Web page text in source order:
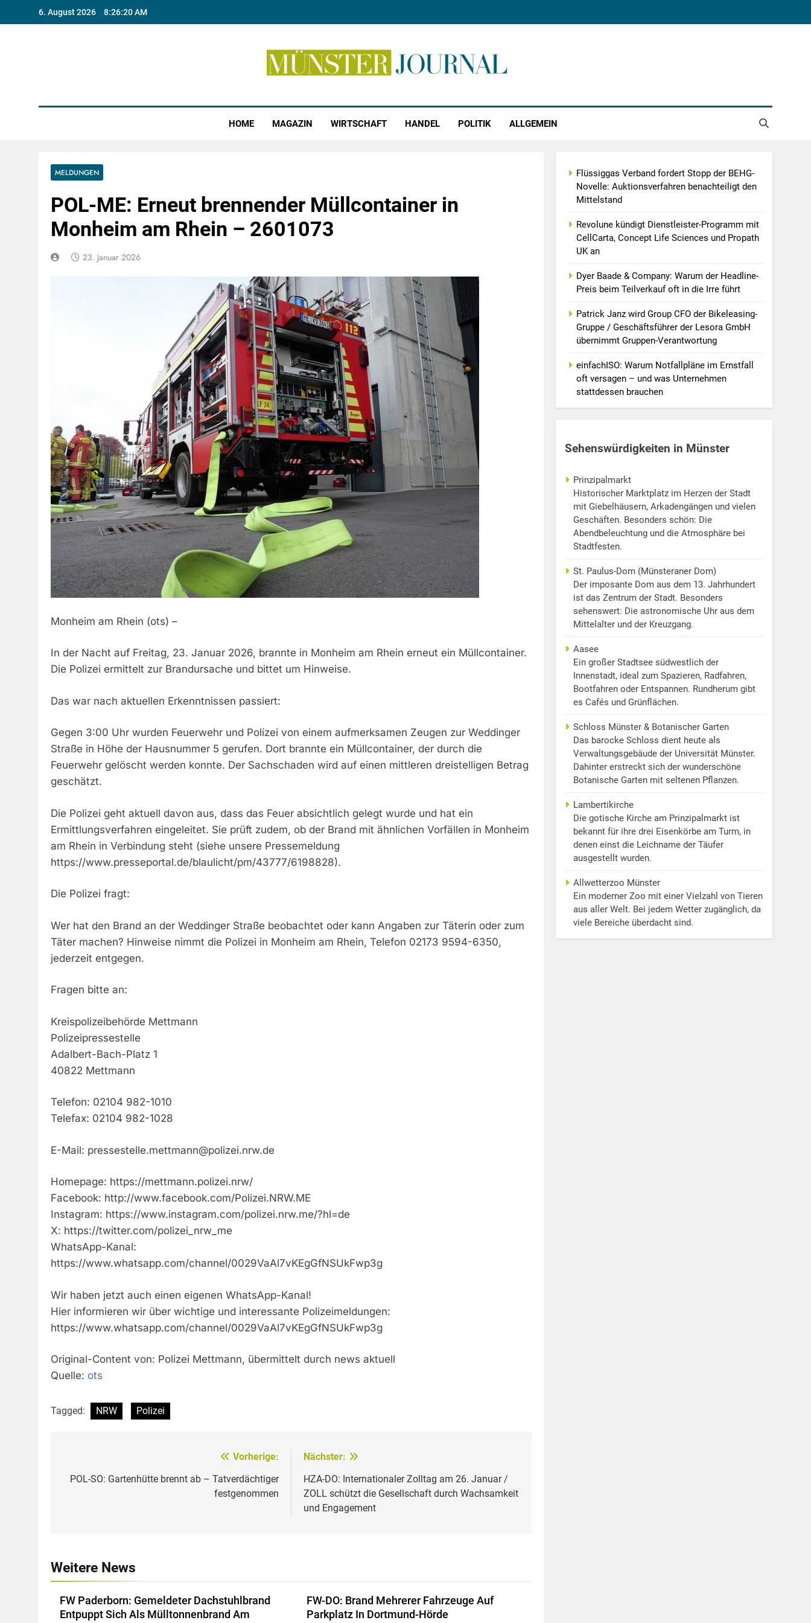
6. August 2026 8:26:21 AM
HOME MAGAZIN WIRTSCHAFT HANDEL POLITIK ALLGEMEIN
MELDUNGEN
POL-ME: Erneut brennender Müllcontainer in
Monheim am Rhein – 2601073
23. Januar 2026
Monheim am Rhein (ots) –
In der Nacht auf Freitag, 23. Januar 2026, brannte in Monheim am Rhein erneut ein Müllcontainer.
Die Polizei ermittelt zur Brandursache und bittet um Hinweise.
Das war nach aktuellen Erkenntnissen passiert:
Gegen 3:00 Uhr wurden Feuerwehr und Polizei von einem aufmerksamen Zeugen zur Weddinger
Straße in Höhe der Hausnummer 5 gerufen. Dort brannte ein Müllcontainer, der durch die
Feuerwehr gelöscht werden konnte. Der Sachschaden wird auf einen mittleren dreistelligen Betrag
geschätzt.
Die Polizei geht aktuell davon aus, dass das Feuer absichtlich gelegt wurde und hat ein
Ermittlungsverfahren eingeleitet. Sie prüft zudem, ob der Brand mit ähnlichen Vorfällen in Monheim
am Rhein in Verbindung steht (siehe unsere Pressemeldung
https://www.presseportal.de/blaulicht/pm/43777/6198828).
Die Polizei fragt:
Wer hat den Brand an der Weddinger Straße beobachtet oder kann Angaben zur Täterin oder zum
Täter machen? Hinweise nimmt die Polizei in Monheim am Rhein, Telefon 02173 9594-6350,
jederzeit entgegen.
Fragen bitte an:
Kreispolizeibehörde Mettmann
Polizeipressestelle
Adalbert-Bach-Platz 1
40822 Mettmann
Telefon: 02104 982-1010
Telefax: 02104 982-1028
E-Mail: pressestelle.mettmann@polizei.nrw.de
Homepage: https://mettmann.polizei.nrw/
Facebook: http://www.facebook.com/Polizei.NRW.ME
Instagram: https://www.instagram.com/polizei.nrw.me/?hl=de
X: https://twitter.com/polizei_nrw_me
WhatsApp-Kanal:
https://www.whatsapp.com/channel/0029VaAl7vKEgGfNSUkFwp3g
Wir haben jetzt auch einen eigenen WhatsApp-Kanal!
Hier informieren wir über wichtige und interessante Polizeimeldungen:
https://www.whatsapp.com/channel/0029VaAl7vKEgGfNSUkFwp3g
Original-Content von: Polizei Mettmann, übermittelt durch news aktuell
Quelle: ots
Tagged: NRW Polizei
Vorherige:
POL-SO: Gartenhütte brennt ab – Tatverdächtiger
festgenommen
Nächster:
HZA-DO: Internationaler Zolltag am 26. Januar /
ZOLL schützt die Gesellschaft durch Wachsamkeit
und Engagement
Weitere News
FW Paderborn: Gemeldeter Dachstuhlbrand
Entpuppt Sich Als Mülltonnenbrand Am
FW-DO: Brand Mehrerer Fahrzeuge Auf
Parkplatz In Dortmund-Hörde
Flüssiggas Verband fordert Stopp der BEHG-
Novelle: Auktionsverfahren benachteiligt den
Mittelstand
Revolune kündigt Dienstleister-Programm mit
CellCarta, Concept Life Sciences und Propath
UK an
Dyer Baade & Company: Warum der Headline-
Preis beim Teilverkauf oft in die Irre führt
Patrick Janz wird Group CFO der Bikeleasing-
Gruppe / Geschäftsführer der Lesora GmbH
übernimmt Gruppen-Verantwortung
einfachISO: Warum Notfallpläne im Ernstfall
oft versagen – und was Unternehmen
stattdessen brauchen
Sehenswürdigkeiten in Münster
Prinzipalmarkt
Historischer Marktplatz im Herzen der Stadt
mit Giebelhäusern, Arkadengängen und vielen
Geschäften. Besonders schön: Die
Abendbeleuchtung und die Atmosphäre bei
Stadtfesten.
St. Paulus-Dom (Münsteraner Dom)
Der imposante Dom aus dem 13. Jahrhundert
ist das Zentrum der Stadt. Besonders
sehenswert: Die astronomische Uhr aus dem
Mittelalter und der Kreuzgang.
Aasee
Ein großer Stadtsee südwestlich der
Innenstadt, ideal zum Spazieren, Radfahren,
Bootfahren oder Entspannen. Rundherum gibt
es Cafés und Grünflächen.
Schloss Münster & Botanischer Garten
Das barocke Schloss dient heute als
Verwaltungsgebäude der Universität Münster.
Dahinter erstreckt sich der wunderschöne
Botanische Garten mit seltenen Pflanzen.
Lambertikirche
Die gotische Kirche am Prinzipalmarkt ist
bekannt für ihre drei Eisenkörbe am Turm, in
denen einst die Leichname der Täufer
ausgestellt wurden.
Allwetterzoo Münster
Ein moderner Zoo mit einer Vielzahl von Tieren
aus aller Welt. Bei jedem Wetter zugänglich, da
viele Bereiche überdacht sind.